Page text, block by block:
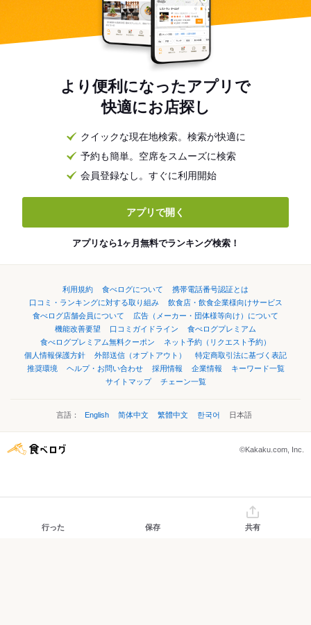
より便利になったアプリで
快適にお店探し
クイックな現在地検索。検索が快適に
予約も簡単。空席をスムーズに検索
会員登録なし。すぐに利用開始
アプリで開く
アプリなら1ヶ月無料でランキング検索！
利用規約 食べログについて
携帯電話番号認証とは
口コミ・ランキングに対する取り組み
飲食店・飲食企業様向けサービス
食べログ店舗会員について
広告（メーカー・団体様等向け）について
機能改善要望
口コミガイドライン
食べログプレミアム
食べログプレミアム無料クーポン
ネット予約（リクエスト予約）
個人情報保護方針
外部送信（オプトアウト）
特定商取引法に基づく表記
推奨環境
ヘルプ・お問い合わせ 採用情報 企業情報
キーワード一覧
サイトマップ
チェーン一覧
言語： English 简体中文 繁體中文 한국어 日本語
©Kakaku.com, Inc.
行った 保存 共有